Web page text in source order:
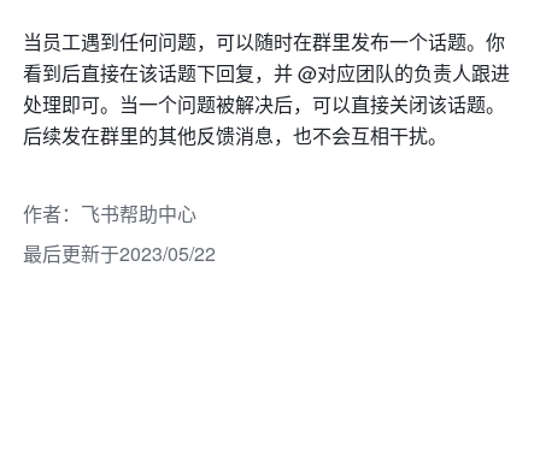
当员工遇到任何问题，可以随时在群里发布一个话题。你
看到后直接在该话题下回复，并 @对应团队的负责人跟进
处理即可。当一个问题被解决后，可以直接关闭该话题。
后续发在群里的其他反馈消息，也不会互相干扰。
作者： 飞书帮助中心
最后更新于2023/05/22